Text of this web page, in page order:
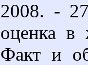
2008. -
оценка в
Факт и